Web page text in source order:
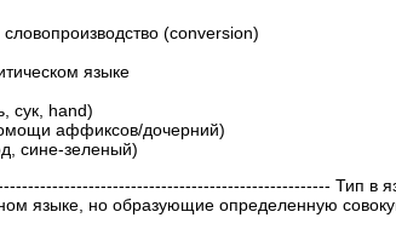
(conversion)
языке
сук, hand)
аффиксов/дочерний)
сине-зеленый)
Тип в
языке, но образующие определенную